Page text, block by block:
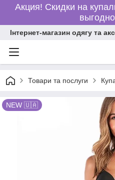
Акция! Скидки на
Інтернет-магазин одягу та
Товари та послуги
NEW 🇺🇦